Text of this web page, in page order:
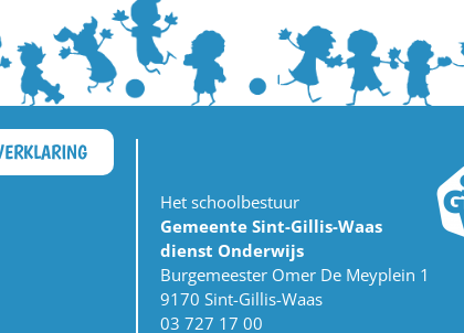
Het schoolbestuur
Gemeente Sint-Gillis-Waas
dienst Onderwijs
Burgemeester Omer De Meyplein 1
9170 Sint-Gillis-Waas
03 727 17 00